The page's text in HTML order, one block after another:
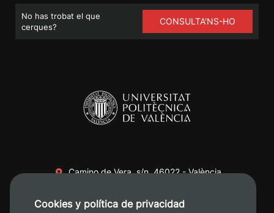
No has trobat el que
cerques?
CONSULTA'NS-HO
Camino de Vera, s/n. 46022 - València
+34 620 04 00 50
Cookies y política de privacidad